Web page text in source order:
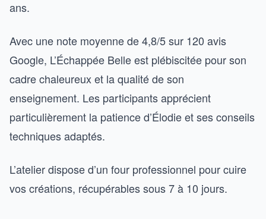
ans.
Avec une note moyenne de 4,8/5 sur 120 avis
Google, L’Échappée Belle est plébiscitée pour son
cadre chaleureux et la qualité de son
enseignement. Les participants apprécient
particulièrement la patience d’Élodie et ses conseils
techniques adaptés.
L’atelier dispose d’un four professionnel pour cuire
vos créations, récupérables sous 7 à 10 jours.